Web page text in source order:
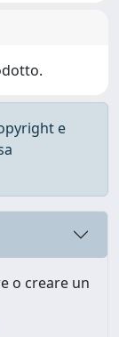
e
o creare un